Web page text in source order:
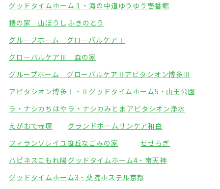
グッドタイムホーム１・海の中道ゆうゆう壱番館
棲の家 山ぼうし ふきのとう
グループホーム グローバルケアⅠ
グローバルケアⅢ 森の家
グループホーム グローバルケアⅡ アビタシオン博多Ⅲ
アビタシオン博多Ⅰ・Ⅱ グッドタイムホーム5・山王公園
ラ・ナシカちはや ラ・ナシカみとま アビタシオン浄水
えがおで寺塚
グランドホームサンケア和白
フィランソレイユ笹丘なごみの家
せせらぎ
ハピネスこもれ陽グッドタイムホーム4・南天神
グッドタイムホーム3・薬院ホステル京都